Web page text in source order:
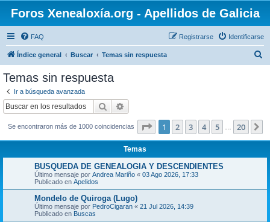
Foros Xenealoxía.org - Apellidos de Galicia
FAQ Identificarse
Registrarse
Índice general Buscar Temas sin respuesta
Temas sin respuesta
Ir a búsqueda avanzada
Buscar
Se encontraron más de 1000 coincidencias Página de 20
1 2 3 4 5 20
Temas
BUSQUEDA DE GENEALOGIA Y DESCENDIENTES
Último mensaje por Andrea Mariño « 03 Ago 2026, 17:33
Publicado en Apelidos
Mondelo de Quiroga (Lugo)
Último mensaje por PedroCigaran « 21 Jul 2026, 14:39
Publicado en Buscas